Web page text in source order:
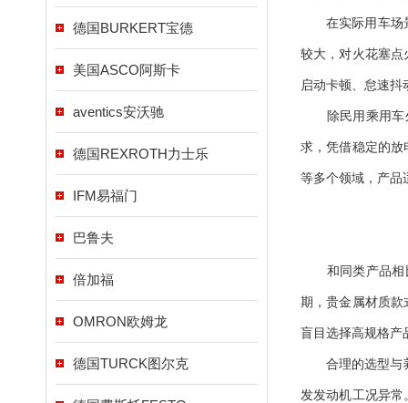
德国BURKERT宝德
美国ASCO阿斯卡
aventics安沃驰
德国REXROTH力士乐
IFM易福门
巴鲁夫
倍加福
OMRON欧姆龙
德国TURCK图尔克
在实际用车场景
较大，对火花塞
启动卡顿、怠速
除民用乘用车外
求，凭借稳定的
等多个领域，产品
和同类产品相比
期，贵金属材质
盲目选择高规格产
合理的选型与
发发动机工况异